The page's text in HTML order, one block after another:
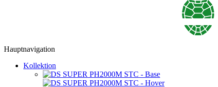
Hauptnavigation
Kollektion